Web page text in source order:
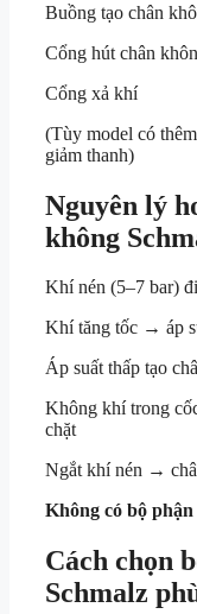
Buồng tạo chân
Cổng hút chân
Cổng xả khí
(Tùy model có
giảm thanh)
Nguyên lý
không
Khí nén (5–7 bar)
Khí tăng tốc → áp
Áp suất thấp tạo
Không khí trong
chặt
Ngắt khí nén →
Không có bộ
Cách chọn
Schmalz